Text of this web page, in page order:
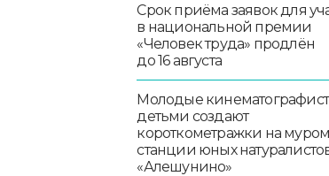
Срок приёма заявок для
в национальной премии
«Человек труда» продлён
до 16 августа
Молодые
детьми создают
короткометражки на
станции юных
«Алешунино»